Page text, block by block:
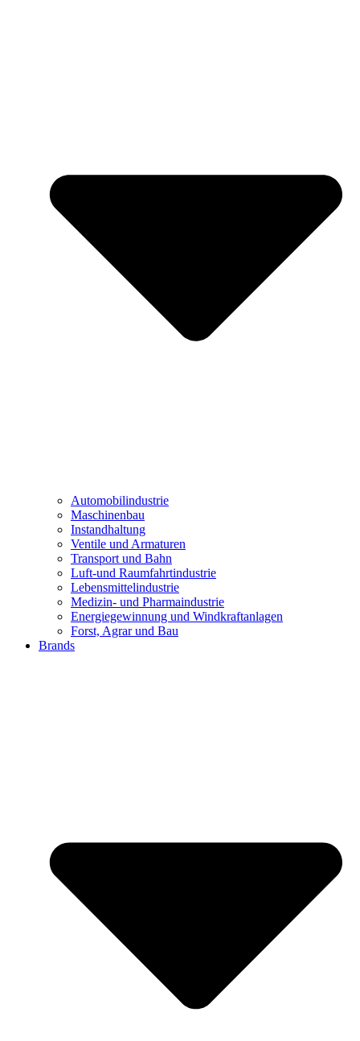
Automobilindustrie
Maschinenbau
Instandhaltung
Ventile und Armaturen
Transport und Bahn
Luft-und Raumfahrtindustrie
Lebensmittelindustrie
Medizin- und Pharmaindustrie
Energiegewinnung und Windkraftanlagen
Forst, Agrar und Bau
Brands